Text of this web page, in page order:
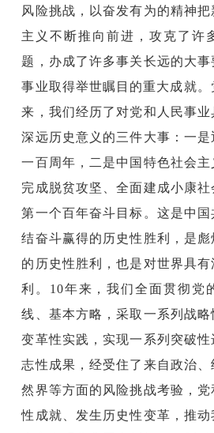
风险挑战，以奋发有为的精神
主义不断推向前进，攻克了许
题，办成了许多事关长远的大
事业取得举世瞩目的重大成就
来，我们经历了对党和人民事
深远历史意义的三件大事：一
一百周年，二是中国特色社会
完成脱贫攻坚、全面建成小康
第一个百年奋斗目标。这是中国
结奋斗赢得的历史性胜利，是
的历史性胜利，也是对世界具
利。10年来，我们全面贯彻党
线、基本方略，采取一系列战略
变革性实践，实现一系列突破
志性成果，经受住了来自政治
然界等方面的风险挑战考验，
性成就、发生历史性变革，推